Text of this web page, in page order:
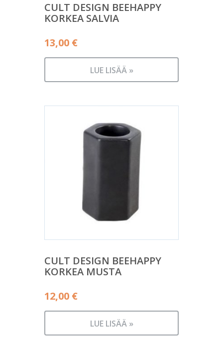
CULT DESIGN BEEHAPPY
KORKEA SALVIA
13,00 €
LUE LISÄÄ »
CULT DESIGN BEEHAPPY
KORKEA MUSTA
12,00 €
LUE LISÄÄ »